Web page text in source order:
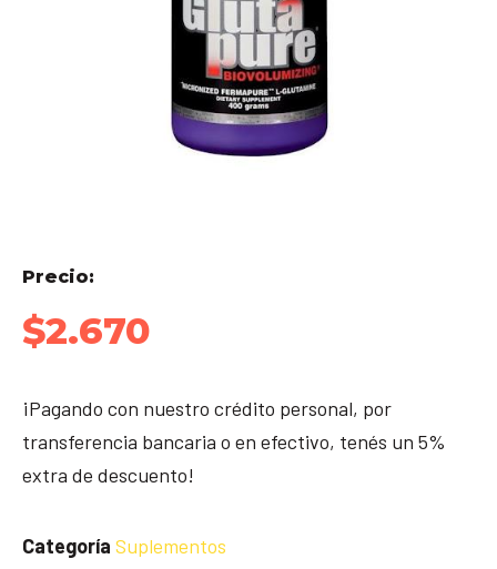
Precio:
$2.670
¡Pagando con nuestro crédito personal, por
transferencia bancaria o en efectivo, tenés un 5%
extra de descuento!
Categoría Suplementos